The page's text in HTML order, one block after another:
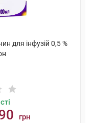
для інфузій 0,5 %
грн